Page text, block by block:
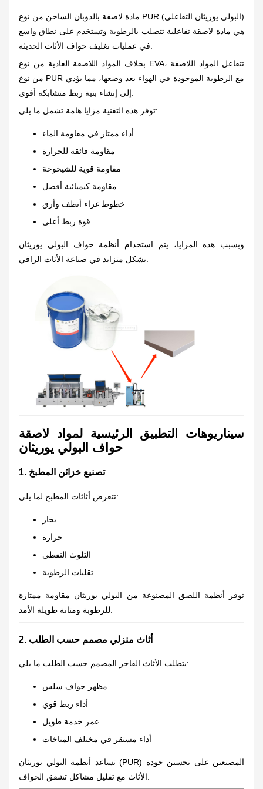
مادة لاصقة بالذوبان الساخن من نوع PUR (البولي يوريثان التفاعلي)
هي مادة لاصقة تفاعلية تتصلب بالرطوبة وتستخدم على نطاق واسع
بخلاف المواد اللاصقة العادية من نوع EVA، تتفاعل المواد اللاصقة
من نوع PUR مع الرطوبة الموجودة في الهواء بعد وضعها، مما يؤدي
توفر هذه التقنية مزايا هامة تشمل ما يلي:
أداء ممتاز في مقاومة الماء
مقاومة فائقة للحرارة
مقاومة قوية للشيخوخة
مقاومة كيميائية أفضل
خطوط غراء أنظف وأرق
قوة ربط أعلى
وبسبب هذه المزايا، يتم استخدام أنظمة حواف البولي يوريثان
سيناريوهات التطبيق الرئيسية لمواد لاصقة
حواف البولي يوريثان
1. تصنيع خزائن المطبخ
تتعرض أثاثات المطبخ لما يلي:
بخار
حرارة
التلوث النفطي
تقلبات الرطوبة
توفر أنظمة اللصق المصنوعة من البولي يوريثان مقاومة ممتازة
2. أثاث منزلي مصمم حسب الطلب
يتطلب الأثاث الفاخر المصمم حسب الطلب ما يلي:
مظهر حواف سلس
أداء ربط قوي
عمر خدمة طويل
أداء مستقر في مختلف المناخات
تساعد أنظمة البولي يوريثان (PUR) المصنعين على تحسين جودة
الأثاث مع تقليل مشاكل تشقق الحواف.